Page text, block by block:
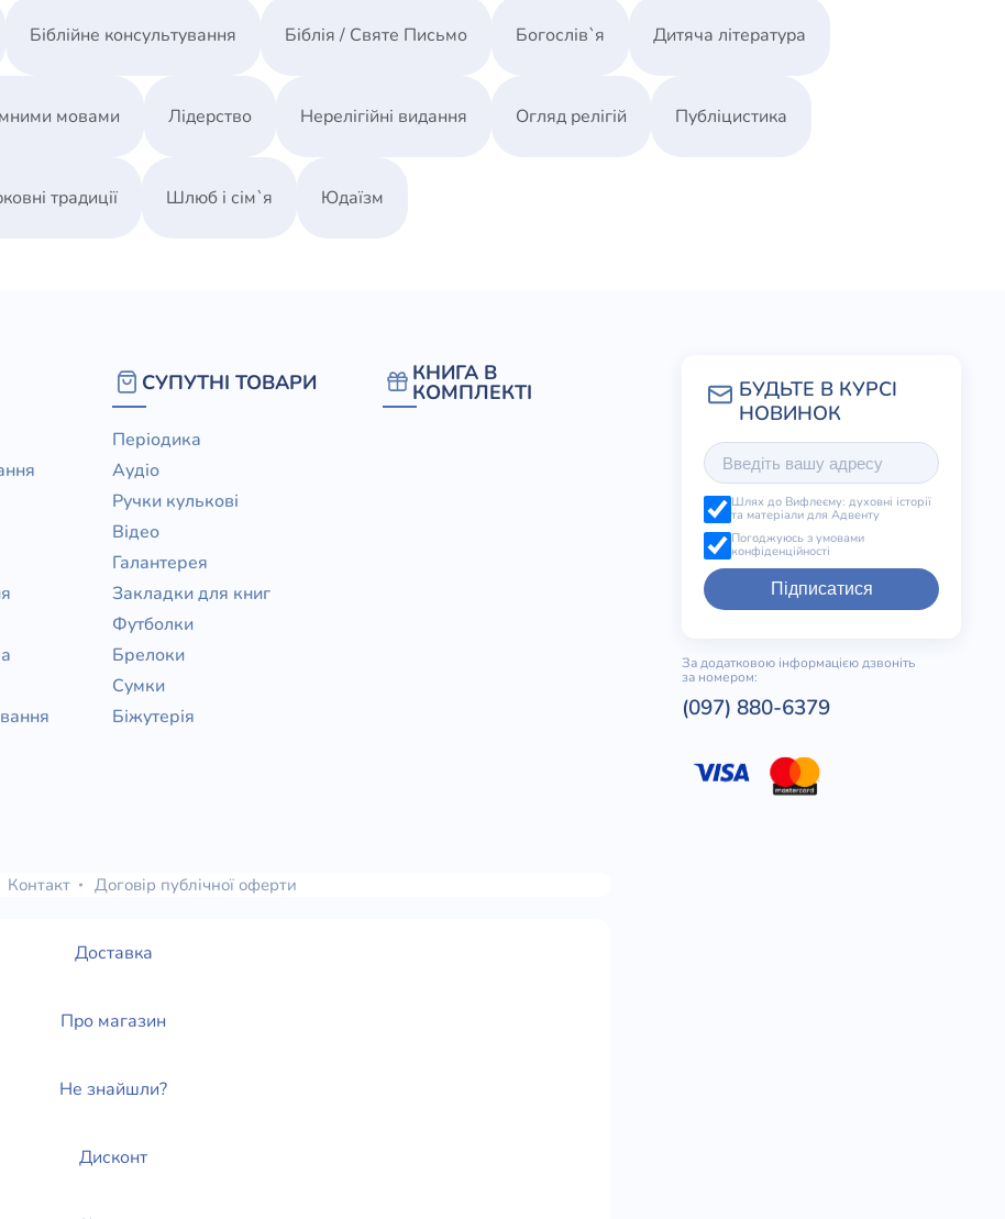
Біблійне консультування Біблія / Святе Письмо Богослів`я Дитяча література
мовами Лідерство Нерелігійні видання Огляд релігій Публіцистика
традиції Шлюб і сім`я Юдаїзм
СУПУТНІ ТОВАРИ
Періодика
Аудіо
Ручки кулькові
Відео
Галантерея
Закладки для книг
Футболки
Брелоки
Сумки
Біжутерія
КНИГА В
КОМПЛЕКТІ
Шлях до Вифлеєму: духовні історії
та матеріали для Адвенту
Погоджуюсь з умовами
конфіденційності
Підписатися
За додатковою інформацією дзвоніть
за номером:
(097) 880-6379
Контакт Договір публічної оферти
Доставка
Про магазин
Не знайшли?
Дисконт